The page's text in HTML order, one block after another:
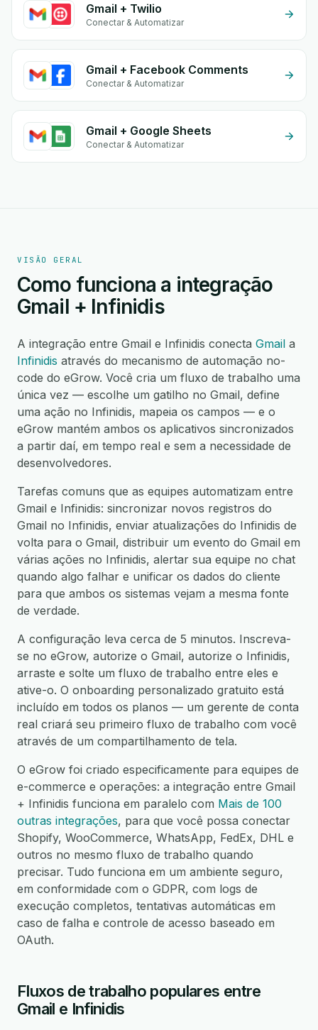
Gmail + Twilio
Conectar & Automatizar
Gmail + Facebook Comments
Conectar & Automatizar
Gmail + Google Sheets
Conectar & Automatizar
VISÃO GERAL
Como funciona a integração
Gmail + Infinidis
A integração entre Gmail e Infinidis conecta Gmail a
Infinidis através do mecanismo de automação no-
code do eGrow. Você cria um fluxo de trabalho uma
única vez — escolhe um gatilho no Gmail, define
uma ação no Infinidis, mapeia os campos — e o
eGrow mantém ambos os aplicativos sincronizados
a partir daí, em tempo real e sem a necessidade de
desenvolvedores.
Tarefas comuns que as equipes automatizam entre
Gmail e Infinidis: sincronizar novos registros do
Gmail no Infinidis, enviar atualizações do Infinidis de
volta para o Gmail, distribuir um evento do Gmail em
várias ações no Infinidis, alertar sua equipe no chat
quando algo falhar e unificar os dados do cliente
para que ambos os sistemas vejam a mesma fonte
de verdade.
A configuração leva cerca de 5 minutos. Inscreva-
se no eGrow, autorize o Gmail, autorize o Infinidis,
arraste e solte um fluxo de trabalho entre eles e
ative-o. O onboarding personalizado gratuito está
incluído em todos os planos — um gerente de conta
real criará seu primeiro fluxo de trabalho com você
através de um compartilhamento de tela.
O eGrow foi criado especificamente para equipes de
e-commerce e operações: a integração entre Gmail
+ Infinidis funciona em paralelo com Mais de 100
outras integrações, para que você possa conectar
Shopify, WooCommerce, WhatsApp, FedEx, DHL e
outros no mesmo fluxo de trabalho quando
precisar. Tudo funciona em um ambiente seguro,
em conformidade com o GDPR, com logs de
execução completos, tentativas automáticas em
caso de falha e controle de acesso baseado em
OAuth.
Fluxos de trabalho populares entre
Gmail e Infinidis